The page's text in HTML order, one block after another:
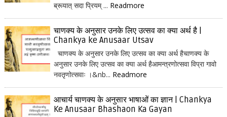
ब्रूयात् सदा प्रियम् ... Readmore
चाणक्य के अनुसार उनके लिए उत्सव का क्या अर्थ है |
Chankya ke Anusaar Utsav
चाणक्य के अनुसार उनके लिए उत्सव का क्या अर्थ हैचाणक्य के
अनुसार उनके लिए उत्सव का क्या अर्थ हैआमन्त्रणोत्सवा विप्रा गावो
नवतृणोत्सवाः ।&nb... Readmore
आचार्य चाणक्य के अनुसार भाषाओं का ज्ञान | Chankya
Ke Anusaar Bhashaon Ka Gayan